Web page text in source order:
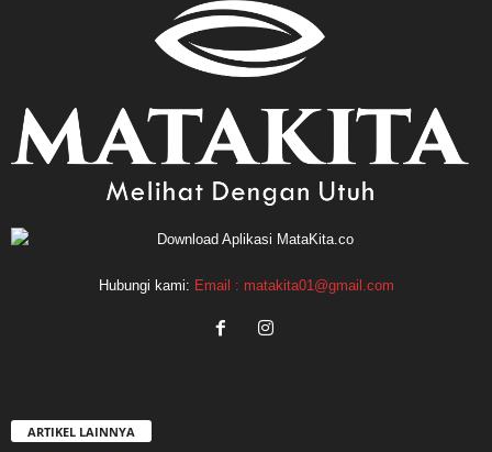
Hubungi kami: Email : matakita01@gmail.com
ARTIKEL LAINNYA